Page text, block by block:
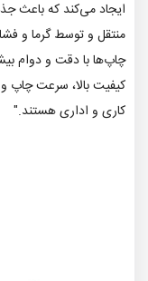
ایجاد می‌کند که باعث
منتقل و توسط گرما و
چاپ‌ها با دقت و دوام
کیفیت بالا، سرعت چاپ
کاری و اداری هستند."